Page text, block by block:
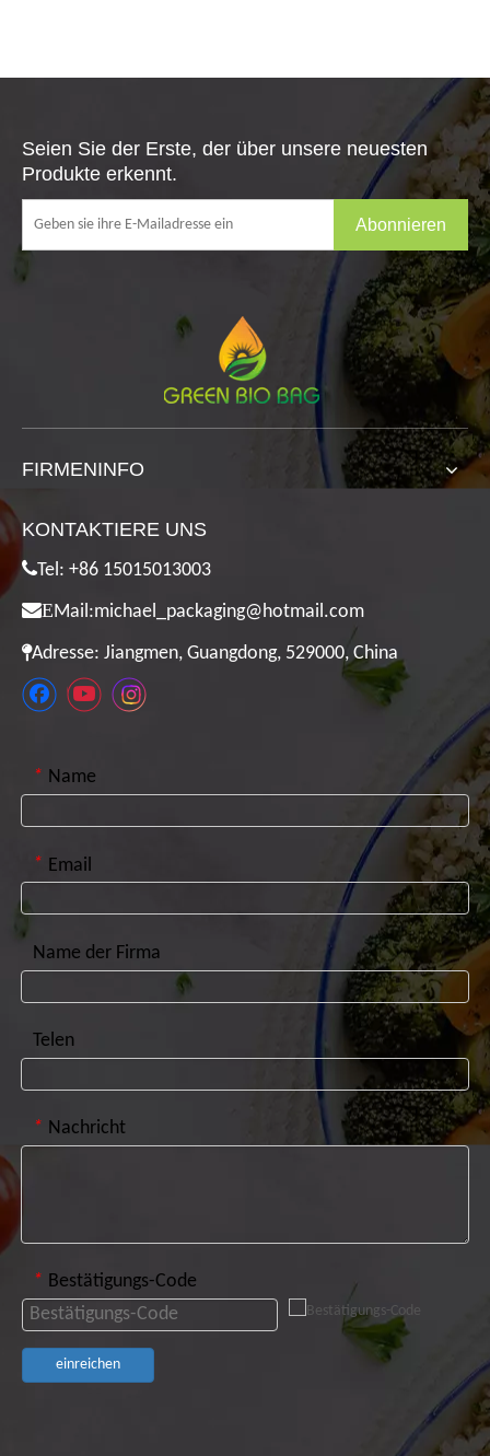
Seien Sie der Erste, der über unsere neuesten
Produkte erkennt.
Abonnieren
FIRMENINFO
KONTAKTIERE UNS
Tel: +86 15015013003
EMail:michael_packaging@hotmail.com
Adresse: Jiangmen, Guangdong, 529000, China
* Name
* Email
Name der Firma
Telen
* Nachricht
* Bestätigungs-Code
einreichen